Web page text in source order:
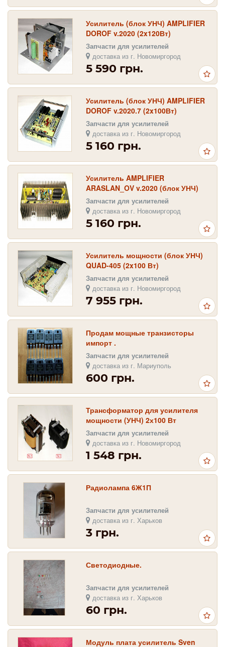
Усилитель (блок УНЧ) AMPLIFIER
DOROF v.2020 (2x120Вт)
Запчасти для усилителей
доставка из г. Новомиргород
5 590 грн.
Усилитель (блок УНЧ) AMPLIFIER
DOROF v.2020.7 (2x100Вт)
Запчасти для усилителей
доставка из г. Новомиргород
5 160 грн.
Усилитель AMPLIFIER
ARASLAN_OV v.2020 (блок УНЧ)
2х100 Вт
Запчасти для усилителей
доставка из г. Новомиргород
5 160 грн.
Усилитель мощности (блок УНЧ)
QUAD-405 (2x100 Вт)
Запчасти для усилителей
доставка из г. Новомиргород
7 955 грн.
Продам мощные транзисторы
импорт .
Запчасти для усилителей
доставка из г. Мариуполь
600 грн.
Трансформатор для усилителя
мощности (УНЧ) 2х100 Вт
Запчасти для усилителей
доставка из г. Новомиргород
1 548 грн.
Радиолампа 6Ж1П
Запчасти для усилителей
доставка из г. Харьков
3 грн.
Светодиодные.
Запчасти для усилителей
доставка из г. Харьков
60 грн.
Модуль плата усилитель Sven